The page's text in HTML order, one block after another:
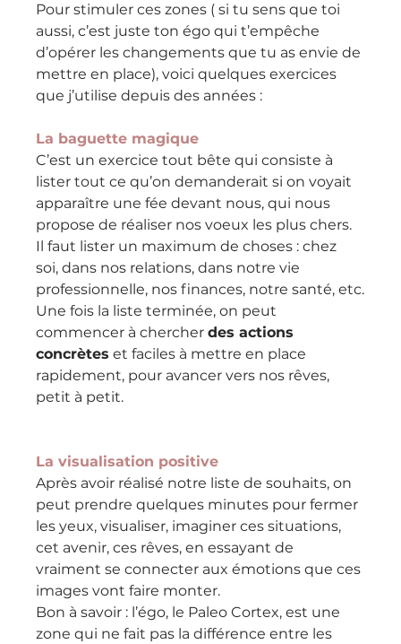
Pour stimuler ces zones ( si tu sens que toi
aussi, c’est juste ton égo qui t’empêche
d’opérer les changements que tu as envie de
mettre en place), voici quelques exercices
que j’utilise depuis des années :
La baguette magique
C’est un exercice tout bête qui consiste à
lister tout ce qu’on demanderait si on voyait
apparaître une fée devant nous, qui nous
propose de réaliser nos voeux les plus chers.
Il faut lister un maximum de choses : chez
soi, dans nos relations, dans notre vie
professionnelle, nos finances, notre santé, etc.
Une fois la liste terminée, on peut
commencer à chercher des actions
concrètes et faciles à mettre en place
rapidement, pour avancer vers nos rêves,
petit à petit.
La visualisation positive
Après avoir réalisé notre liste de souhaits, on
peut prendre quelques minutes pour fermer
les yeux, visualiser, imaginer ces situations,
cet avenir, ces rêves, en essayant de
vraiment se connecter aux émotions que ces
images vont faire monter.
Bon à savoir : l’égo, le Paleo Cortex, est une
zone qui ne fait pas la différence entre les